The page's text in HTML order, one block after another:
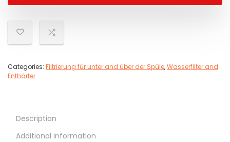
Categories: Filtrierung für unter and über der Spüle,Wasserfilter and
Enthärter
Description
Additional information